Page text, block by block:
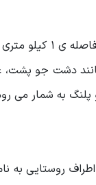
در کلاردشت
دشت جو پشت،
به شمار می
های اطراف